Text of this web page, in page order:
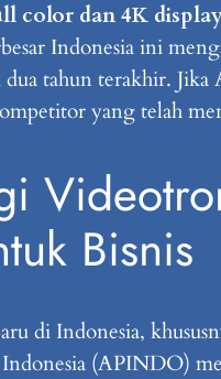
dan 4K
Indonesia ini
tahun terakhir.
yang telah
Bisnis
di Indonesia,
Indonesia (APINDO)